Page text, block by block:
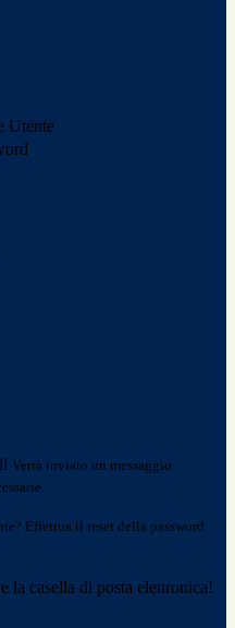
Utente
Verrà inviato un messaggio
Effettua il reset della password
la casella di posta elettronica!